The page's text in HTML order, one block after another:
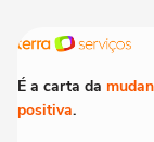
É a carta da
positiva.